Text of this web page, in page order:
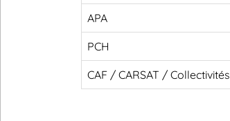
APA
PCH
CAF / CARSAT / Collectivités